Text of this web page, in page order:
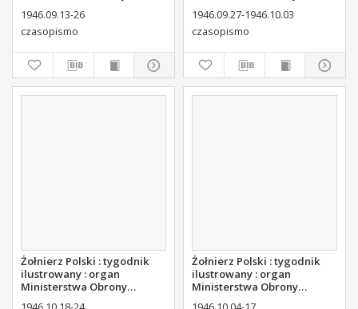
1946.09.13-26
czasopismo
1946.09.27-1946.10.03
czasopismo
Żołnierz Polski : tygodnik
ilustrowany : organ
Ministerstwa Obrony
Żołnierz Polski : tygodnik
ilustrowany : organ
Ministerstwa Obrony